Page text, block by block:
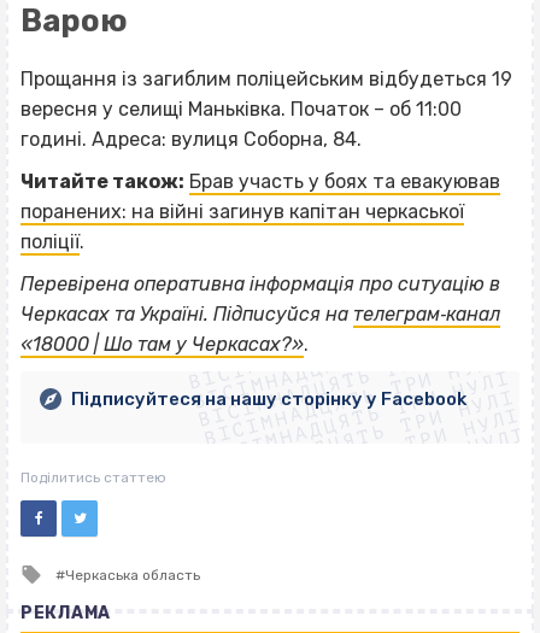
Варою
Прощання із загиблим поліцейським відбудеться 19
вересня у селищі Маньківка. Початок – об 11:00
годині. Адреса: вулиця Соборна, 84.
Читайте також: Брав участь у боях та евакуював
поранених: на війні загинув капітан черкаської
поліції.
Перевірена оперативна інформація про ситуацію в
Черкасах та Україні. Підписуйся на телеграм‐канал
«18000 | Шо там у Черкасах?».
ВІСІМНАДЦЯТЬ ТРИ НУЛІ
ВІСІМНАДЦЯТЬ ТРИ НУЛІ
ВІСІМНАДЦЯТЬ ТРИ НУЛІ
ВІСІМНАДЦЯТЬ ТРИ НУЛІ
ВІСІМНАДЦЯТЬ ТРИ НУЛІ
ВІСІМНАДЦЯТЬ ТРИ НУЛІ
ВІСІМНАДЦЯТЬ ТРИ НУЛІ
ВІСІМНАДЦЯТЬ ТРИ НУЛІ
Підписуйтеся на нашу сторінку у Facebook
Поділитись статтею
Tagged
Черкаська область
РЕКЛАМА